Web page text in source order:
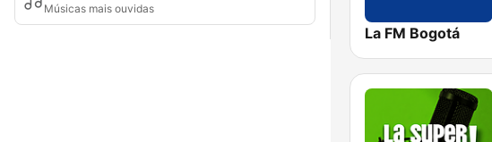
Músicas mais ouvidas
La FM Bogotá